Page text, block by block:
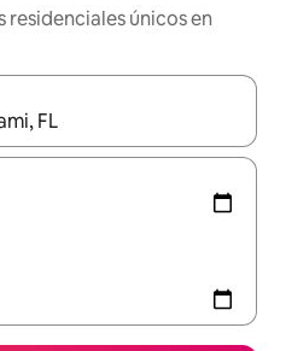
residenciales únicos en
disponibles, navega con las